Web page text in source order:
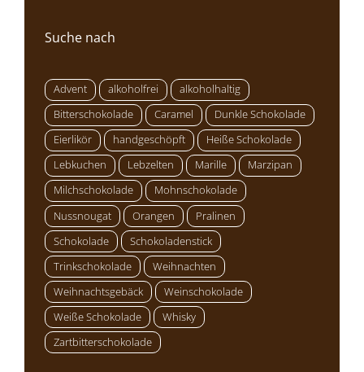
Suche nach
Advent alkoholfrei
alkoholhaltig
Bitterschokolade
Caramel
Dunkle Schokolade
Eierlikör
handgeschöpft
Heiße Schokolade
Lebkuchen
Lebzelten Marille
Marzipan
Milchschokolade
Mohnschokolade
Nussnougat
Orangen
Pralinen
Schokolade
Schokoladenstick
Trinkschokolade
Weihnachten
Weihnachtsgebäck
Weinschokolade
Weiße Schokolade
Whisky
Zartbitterschokolade